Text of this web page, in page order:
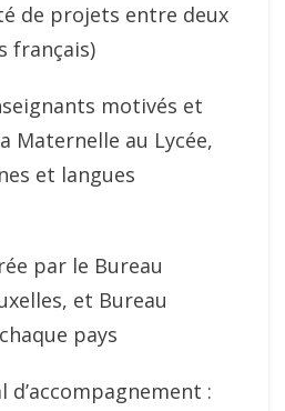
de projets entre deux
français)
motivés et
Maternelle au Lycée,
et langues
par le Bureau
et Bureau
pays
d’accompagnement :